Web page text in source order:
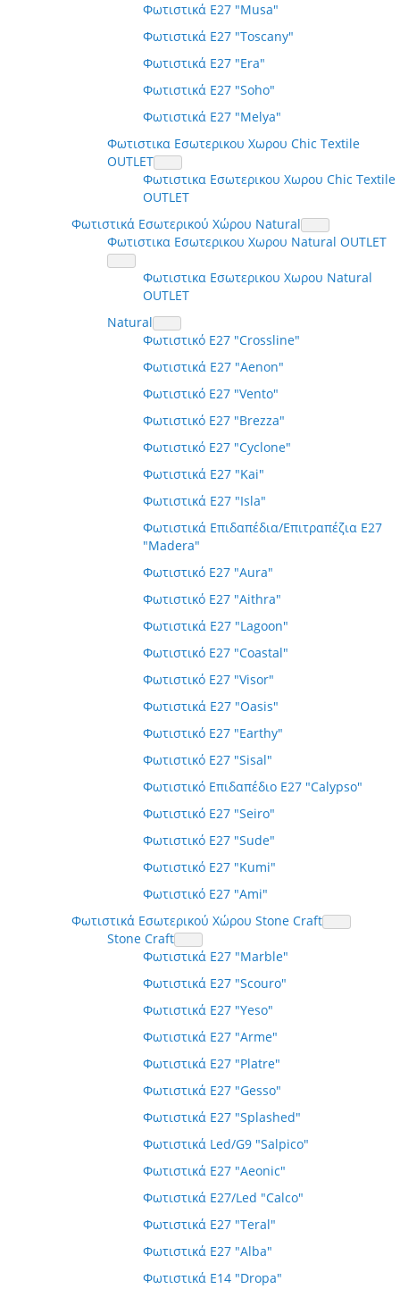
Φωτιστικά E27 "Musa"
Φωτιστικά E27 "Toscany"
Φωτιστικά E27 "Era"
Φωτιστικά E27 "Soho"
Φωτιστικά E27 "Melya"
Φωτιστικα Εσωτερικου Χωρου Chic Textile
OUTLET
Φωτιστικα Εσωτερικου Χωρου Chic Textile
OUTLET
Φωτιστικά Εσωτερικού Χώρου Natural
Φωτιστικα Εσωτερικου Χωρου Natural OUTLET
Φωτιστικα Εσωτερικου Χωρου Natural
OUTLET
Natural
Φωτιστικό E27 "Crossline"
Φωτιστικά E27 "Aenon"
Φωτιστικό E27 "Vento"
Φωτιστικό E27 "Brezza"
Φωτιστικό E27 "Cyclone"
Φωτιστικά E27 "Kai"
Φωτιστικά E27 "Isla"
Φωτιστικά Επιδαπέδια/Επιτραπέζια E27
"Madera"
Φωτιστικό E27 "Aura"
Φωτιστικό E27 "Aithra"
Φωτιστικά E27 "Lagoon"
Φωτιστικό E27 "Coastal"
Φωτιστικό E27 "Visor"
Φωτιστικά E27 "Oasis"
Φωτιστικό E27 "Earthy"
Φωτιστικό E27 "Sisal"
Φωτιστικό Επιδαπέδιο E27 "Calypso"
Φωτιστικό E27 "Seiro"
Φωτιστικό E27 "Sude"
Φωτιστικό E27 "Kumi"
Φωτιστικό E27 "Ami"
Φωτιστικά Εσωτερικού Χώρου Stone Craft
Stone Craft
Φωτιστικά E27 "Marble"
Φωτιστικά E27 "Scouro"
Φωτιστικά E27 "Yeso"
Φωτιστικά E27 "Arme"
Φωτιστικά E27 "Platre"
Φωτιστικά E27 "Gesso"
Φωτιστικά E27 "Splashed"
Φωτιστικά Led/G9 "Salpico"
Φωτιστικά E27 "Aeonic"
Φωτιστικά E27/Led "Calco"
Φωτιστικά E27 "Teral"
Φωτιστικά E27 "Alba"
Φωτιστικά E14 "Dropa"